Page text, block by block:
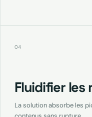
04
Fluidifier les
La solution absorbe les